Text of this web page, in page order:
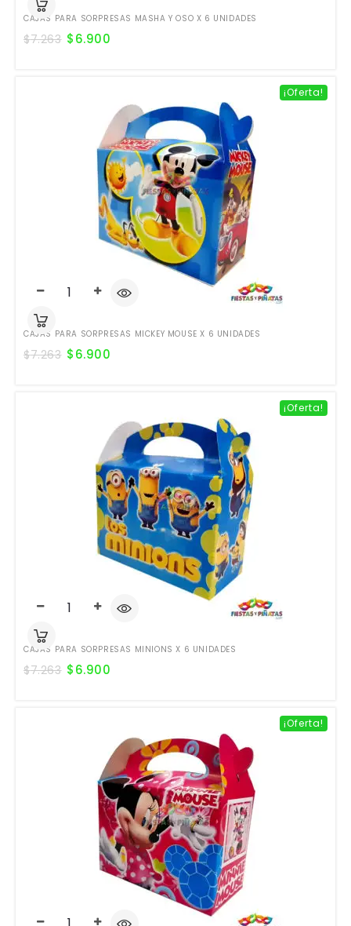
CAJAS PARA SORPRESAS MASHA Y OSO X 6 UNIDADES
$7.263 $6.900
¡Oferta!
CAJAS PARA SORPRESAS MICKEY MOUSE X 6 UNIDADES
$7.263 $6.900
¡Oferta!
CAJAS PARA SORPRESAS MINIONS X 6 UNIDADES
$7.263 $6.900
¡Oferta!